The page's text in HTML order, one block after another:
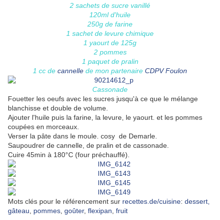
2 sachets de sucre vanillé
120ml d'huile
250g de farine
1 sachet de levure chimique
1 yaourt de 125g
2 pommes
1 paquet de pralin
1 cc de cannelle de mon partenaire CDPV Foulon
Cassonade
Fouetter les oeufs avec les sucres jusqu'à ce que le mélange
blanchisse et double de volume.
Ajouter l'huile puis la farine, la levure, le yaourt. et les pommes
coupées en morceaux.
Verser la pâte dans le moule. cosy de Demarle.
Saupoudrer de cannelle, de pralin et de cassonade.
Cuire 45min à 180°C (four préchauffé).
Mots clés pour le référencement sur recettes.de/cuisine: dessert,
gâteau
pommes goûter, flexipan fruit